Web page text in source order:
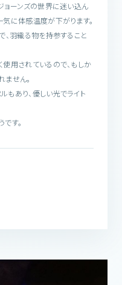
ョーンズの世界に迷い込ん
に体感温度が下がります。
羽織る物を持参すること
用されているので、もしか
せん。
もあり、優しい光でライト
す。